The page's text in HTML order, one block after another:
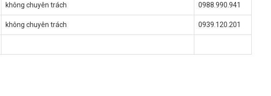
không chuyên trách 0988.990.941
không chuyên trách 0939.120.201